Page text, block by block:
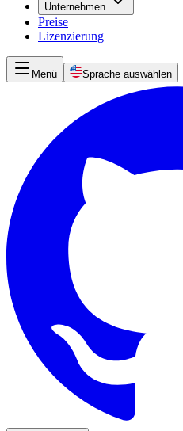
Unternehmen
Preise
Lizenzierung
Menü Sprache auswählen